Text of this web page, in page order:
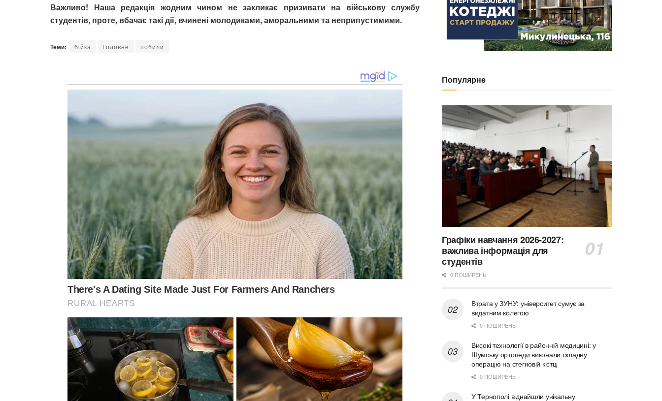
Важливо! Наша редакція жодним чином не закликає призивати на військову службу
студентів, проте, вбачає такі дії, вчинені молодиками, аморальними та неприпустимими.
Теми: бійка Головне побили
Популярне
Графіки навчання 2026-2027:
важлива інформація для
студентів
0 ПОШИРЕНЬ
Втрата у ЗУНУ: університет сумує за
видатним колегою
0 ПОШИРЕНЬ
Високі технології в районній медицині: у
Шумську ортопеди виконали складну
операцію на стегновій кістці
0 ПОШИРЕНЬ
У Тернополі віднайшли унікальну